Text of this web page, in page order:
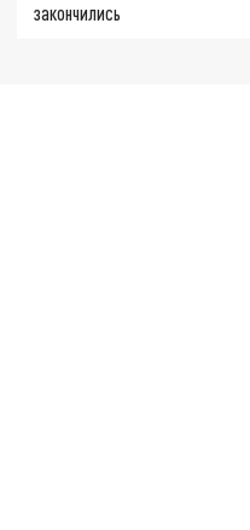
закончились